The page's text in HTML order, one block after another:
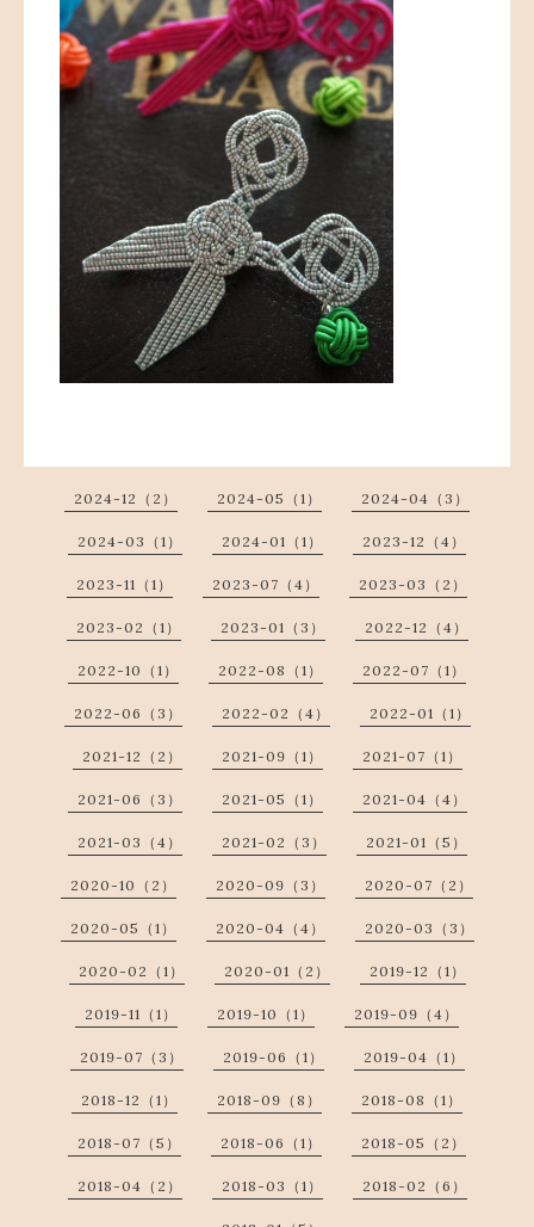
2024-12（2） 2024-05（1） 2024-04（3）
2024-03（1） 2024-01（1） 2023-12（4）
2023-11（1） 2023-07（4） 2023-03（2）
2023-02（1） 2023-01（3） 2022-12（4）
2022-10（1） 2022-08（1） 2022-07（1）
2022-06（3） 2022-02（4） 2022-01（1）
2021-12（2） 2021-09（1） 2021-07（1）
2021-06（3） 2021-05（1） 2021-04（4）
2021-03（4） 2021-02（3） 2021-01（5）
2020-10（2） 2020-09（3） 2020-07（2）
2020-05（1） 2020-04（4） 2020-03（3）
2020-02（1） 2020-01（2） 2019-12（1）
2019-11（1） 2019-10（1） 2019-09（4）
2019-07（3） 2019-06（1） 2019-04（1）
2018-12（1） 2018-09（8） 2018-08（1）
2018-07（5） 2018-06（1） 2018-05（2）
2018-04（2） 2018-03（1） 2018-02（6）